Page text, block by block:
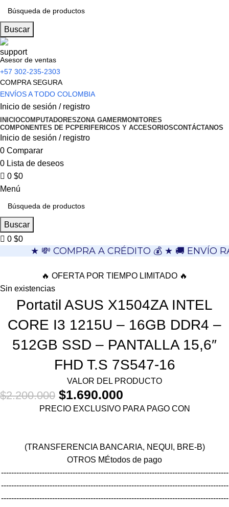
Buscar
Asesor de ventas
+57 302-235-2303
COMPRA SEGURA
ENVÍOS A TODO COLOMBIA
Inicio de sesión / registro
INICIOCOMPUTADORESZONA GAMERMONITORES
COMPONENTES DE PCPERIFERICOS Y ACCESORIOSCONTÁCTANOS
Inicio de sesión / registro
0 Comparar
0 Lista de deseos
0 $0
Menú
Buscar
0 $0
★ 💸 COMPRA A CRÉDITO 💰 ★ 🚚 ENVÍO
🔥 OFERTA POR TIEMPO LIMITADO 🔥
Sin existencias
Portatil ASUS X1504ZA INTEL
CORE I3 1215U – 16GB DDR4 –
512GB SSD – PANTALLA 15,6″
FHD T.S 7S547-16
VALOR DEL PRODUCTO
$2.200.000 $1.690.000
PRECIO EXCLUSIVO PARA PAGO CON
(TRANSFERENCIA BANCARIA, NEQUI, BRE-B)
OTROS MÉtodos de pago
-----------------------------------------------------------------------------------------
-----------------------------------------------------------------------------------------
-----------------------------------------------------------------------------------------